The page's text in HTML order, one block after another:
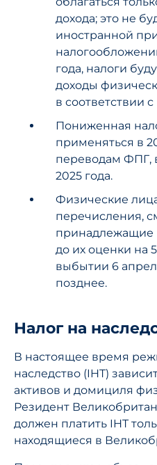
дохода; это не
иностранной
года, налоги
доходы
в соответствии
Пониженная
применяться в
переводам ФПГ,
2025 года.
Физические
перечисления,
принадлежащие
до их оценки на
выбытии 6
позднее.
Налог на
В настоящее время
наследство (IHT)
активов и домициля
Резидент
должен платить IHT
находящиеся в